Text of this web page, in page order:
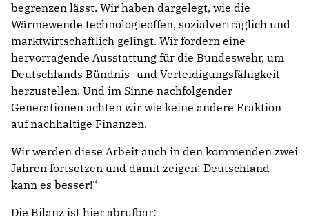
begrenzen lässt. Wir haben dargelegt, wie die
Wärmewende technologieoffen, sozialverträglich und
marktwirtschaftlich gelingt. Wir fordern eine
hervorragende Ausstattung für die Bundeswehr, um
Deutschlands Bündnis- und Verteidigungsfähigkeit
herzustellen. Und im Sinne nachfolgender
Generationen achten wir wie keine andere Fraktion
auf nachhaltige Finanzen.
Wir werden diese Arbeit auch in den kommenden zwei
Jahren fortsetzen und damit zeigen: Deutschland
kann es besser!“
Die Bilanz ist hier abrufbar: